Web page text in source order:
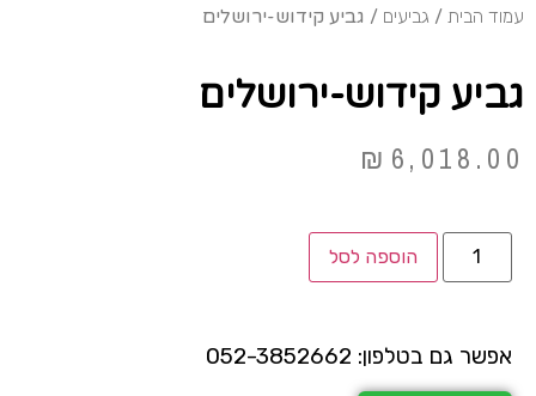
עמוד הבית / גביעים / גביע קידוש-ירושלים
גביע קידוש-ירושלים
₪ 6,018.00
הוספה לסל
אפשר גם בטלפון: 052-3852662